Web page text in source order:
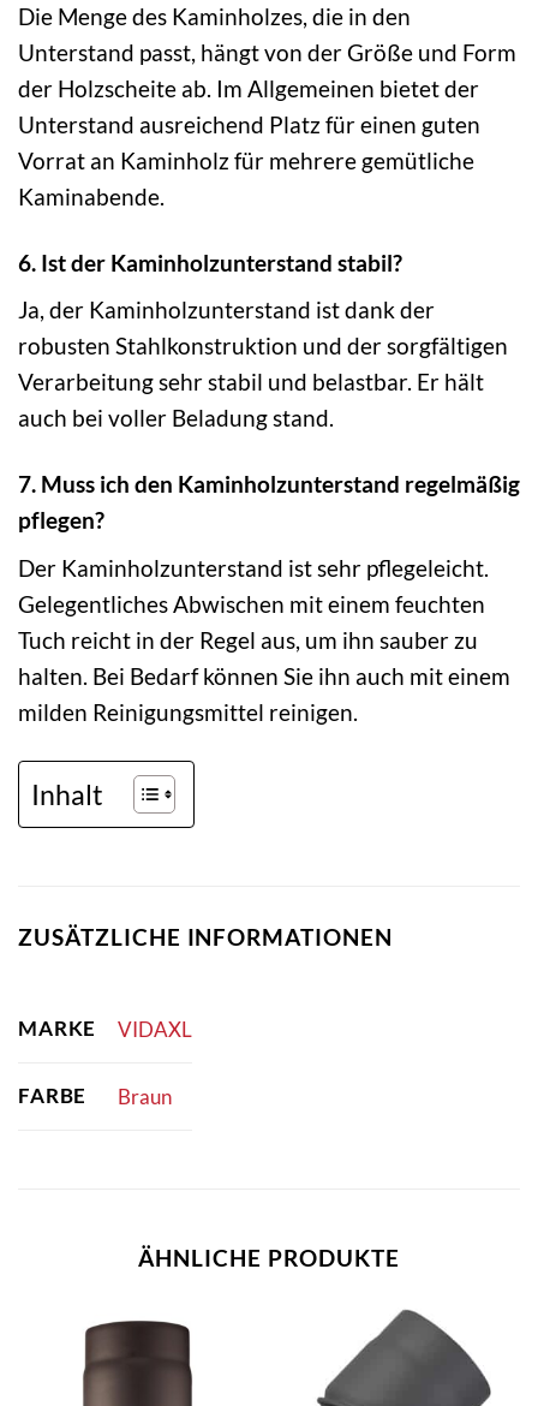
Die Menge des Kaminholzes, die in den
Unterstand passt, hängt von der Größe und Form
der Holzscheite ab. Im Allgemeinen bietet der
Unterstand ausreichend Platz für einen guten
Vorrat an Kaminholz für mehrere gemütliche
Kaminabende.
6. Ist der Kaminholzunterstand stabil?
Ja, der Kaminholzunterstand ist dank der
robusten Stahlkonstruktion und der sorgfältigen
Verarbeitung sehr stabil und belastbar. Er hält
auch bei voller Beladung stand.
7. Muss ich den Kaminholzunterstand regelmäßig
pflegen?
Der Kaminholzunterstand ist sehr pflegeleicht.
Gelegentliches Abwischen mit einem feuchten
Tuch reicht in der Regel aus, um ihn sauber zu
halten. Bei Bedarf können Sie ihn auch mit einem
milden Reinigungsmittel reinigen.
Inhalt
ZUSÄTZLICHE INFORMATIONEN
MARKE VIDAXL
FARBE Braun
ÄHNLICHE PRODUKTE